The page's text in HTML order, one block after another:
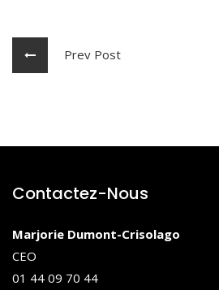
Prev Post
Contactez-Nous
Marjorie Dumont-Crisolago
CEO
01 44 09 70 44